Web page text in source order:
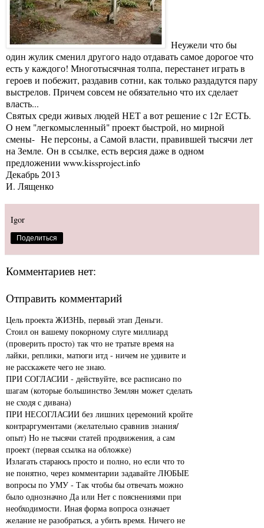
Неужели что бы
один жулик сменил другого надо отдавать самое дорогое что
есть у каждого! Многотысячная толпа, перестанет играть в
героев и побежит, раздавив сотни, как только раздадутся пару
выстрелов. Причем совсем не обязательно что их сделает
власть...
Святых среди живых людей НЕТ а вот решение с 12г ЕСТЬ.
О нем "легкомысленный" проект быстрой, но мирной
смены- Не персоны, а Самой власти, правившей тысячи лет
на Земле. Он в ссылке, есть версия даже в одном
предложении www.kissproject.info
Декабрь 2013
И. Лященко
Igor
Поделиться
Комментариев нет:
Отправить комментарий
Цель проекта ЖИЗНЬ, первый этап Деньги.
Стоил он вашему покорному слуге миллиард
(проверить просто) так что не тратьте время на
лайки, реплики, матюги итд - ничем не удивите и
не расскажете чего не знаю.
ПРИ СОГЛАСИИ - действуйте, все расписано по
шагам (которые большинство Землян может сделать
не сходя с дивана)
ПРИ НЕСОГЛАСИИ без лишних церемоний кройте
контраргументами (желательно сравнив знания/
опыт) Но не тысячи статей продвижения, а сам
проект (первая ссылка на обложке)
Излагать стараюсь просто и полно, но если что то
не понятно, через комментарии задавайте ЛЮБЫЕ
вопросы по УМУ - Так чтобы бы отвечать можно
было однозначно Да или Нет с пояснениями при
необходимости. Иная форма вопроса означает
желание не разобраться, а убить время. Ничего не